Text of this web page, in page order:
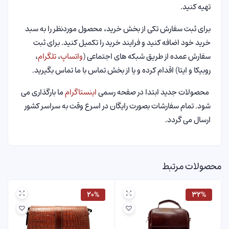
تهیه کنید.
برای ثبت سفارش تکی از بخش خرید، محصول موردنظر را به سبد
خرید خود اضافه کنید و فرایند خرید را تکمیل کنید. برای ثبت
سفارش عمده از طریق شبکه های اجتماعی (واتساپ،تلگرام،
روبیکا و ایتا) اقدام کرده و یا از بخش تماس با ما تماس بگیرید.
محصولات جدید ابتدا در صفحه رسمیاینستاگرامما بارگذاری می
شود. تمام سفارشات بصورت رایگان در اسرع وقت به سراسر کشور
ارسال می گردد.
محصولات مرتبط
۳۲% ۲۰%